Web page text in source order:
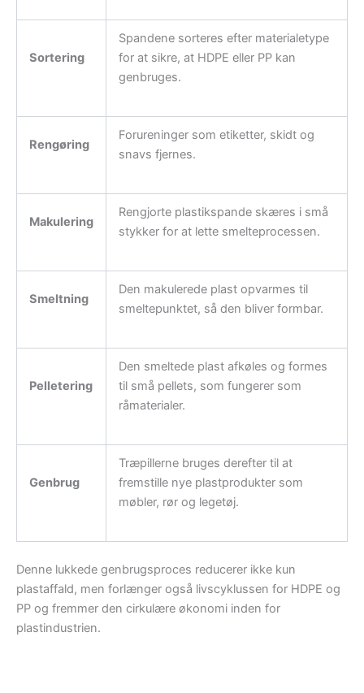
Sortering
Spandene sorteres efter materialetype
for at sikre, at HDPE eller PP kan
genbruges.
Rengøring
Forureninger som etiketter, skidt og
snavs fjernes.
Makulering
Rengjorte plastikspande skæres i små
stykker for at lette smelteprocessen.
Smeltning
Den makulerede plast opvarmes til
smeltepunktet, så den bliver formbar.
Pelletering
Den smeltede plast afkøles og formes
til små pellets, som fungerer som
råmaterialer.
Genbrug
Træpillerne bruges derefter til at
fremstille nye plastprodukter som
møbler, rør og legetøj.
Denne lukkede genbrugsproces reducerer ikke kun
plastaffald, men forlænger også livscyklussen for HDPE og
PP og fremmer den cirkulære økonomi inden for
plastindustrien.